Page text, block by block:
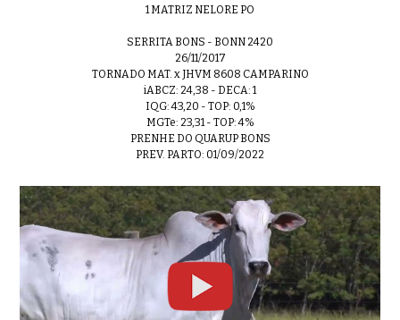
0:33 LOTE 25
0:47 LOTE 26
0:31 LOTE 27
1 MATRIZ NELORE PO
SERRITA BONS - BONN 2420
26/11/2017
TORNADO MAT. x JHVM 8608 CAMPARINO
iABCZ: 24,38 - DECA: 1
IQG: 43,20 - TOP: 0,1%
MGTe: 23,31 - TOP: 4%
PRENHE DO QUARUP BONS
PREV. PARTO: 01/09/2022